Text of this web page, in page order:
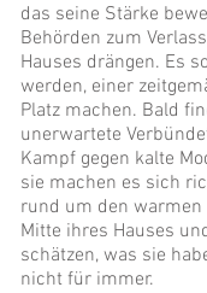
das seine Stärke
Behörden zum
Hauses drängen. Es
werden, einer
Platz machen. Bald
unerwartete
Kampf gegen kalte
sie machen es sich
rund um den
Mitte ihres Hauses
schätzen, was sie
nicht für immer.